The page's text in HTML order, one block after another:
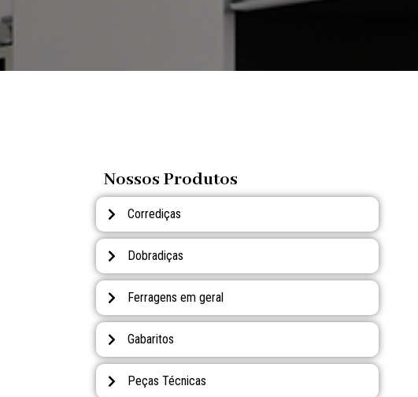
Nossos Produtos
Corrediças
Dobradiças
Ferragens em geral
Gabaritos
Peças Técnicas